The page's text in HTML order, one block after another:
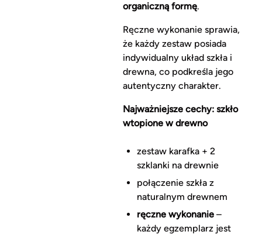
organiczną formę.
Ręczne wykonanie sprawia,
że każdy zestaw posiada
indywidualny układ szkła i
drewna, co podkreśla jego
autentyczny charakter.
Najważniejsze cechy: szkło
wtopione w drewno
zestaw karafka + 2
szklanki na drewnie
połączenie szkła z
naturalnym drewnem
ręczne wykonanie–
każdy egzemplarz jest